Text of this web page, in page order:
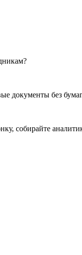
документы без
собирайте